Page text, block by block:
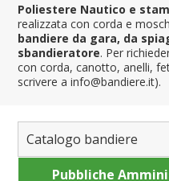
Poliestere Nautico e
realizzata con corda e
bandiere da gara, da
sbandieratore. Per
con corda, canotto, anelli,
scrivere a info@bandiere.it).
Catalogo bandiere
Bandiere del Mondo
Pubbliche